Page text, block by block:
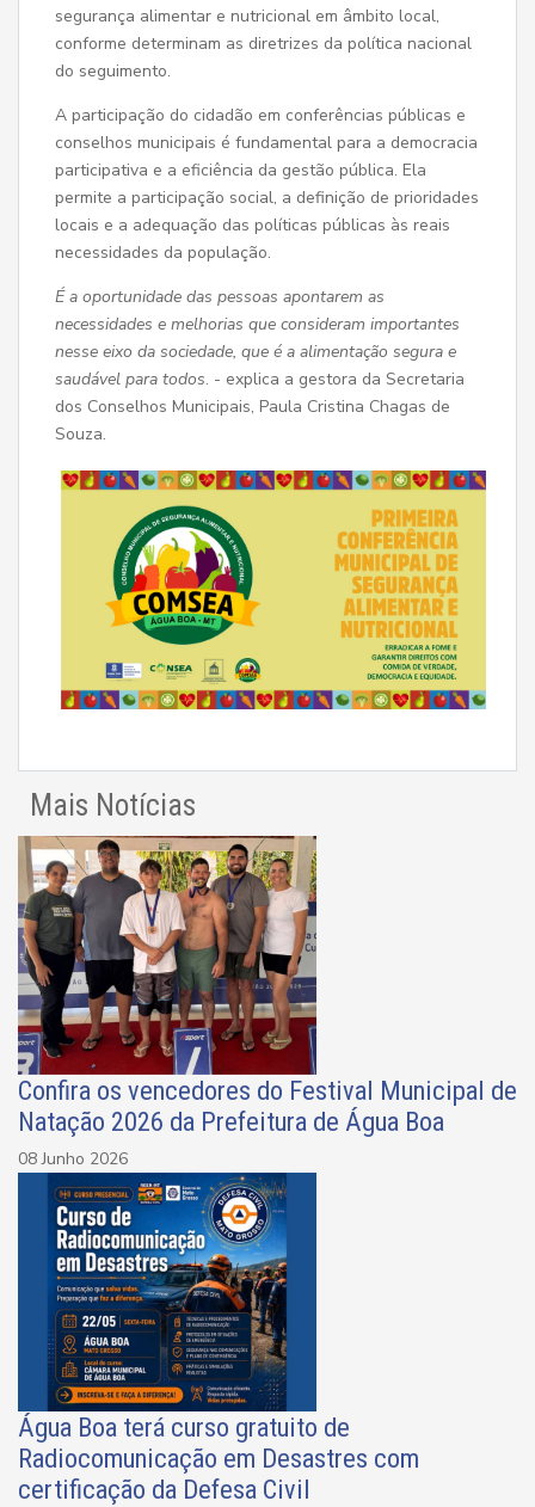
segurança alimentar e nutricional em âmbito local,
conforme determinam as diretrizes da política nacional
do seguimento.
A participação do cidadão em conferências públicas e
conselhos municipais é fundamental para a democracia
participativa e a eficiência da gestão pública. Ela
permite a participação social, a definição de prioridades
locais e a adequação das políticas públicas às reais
necessidades da população.
É a oportunidade das pessoas apontarem as
necessidades e melhorias que consideram importantes
nesse eixo da sociedade, que é a alimentação segura e
saudável para todos. - explica a gestora da Secretaria
dos Conselhos Municipais, Paula Cristina Chagas de
Souza.
Mais Notícias
Confira os vencedores do Festival Municipal de
Natação 2026 da Prefeitura de Água Boa
08 Junho 2026
Água Boa terá curso gratuito de
Radiocomunicação em Desastres com
certificação da Defesa Civil